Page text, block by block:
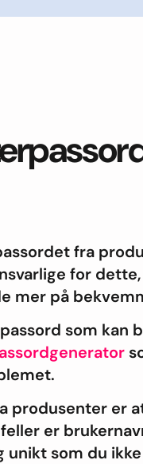
fra
for
mer på
som kan
produsenter er
er
som du